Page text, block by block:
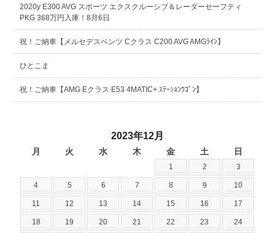
2020y E300 AVG スポーツ エクスクルーシブ＆レーダーセーフティ
PKG 368万円入庫！8月6日
祝！ご納車【メルセデスベンツ Cクラス C200 AVG AMGﾗｲﾝ】
ひとこま
祝！ご納車【AMG Eクラス E53 4MATIC+ ｽﾃｰｼｮﾝﾜｺﾞﾝ】
2023年12月
月 火 水 木 金 土 日
1 2 3
4 5 6 7 8 9 10
11 12 13 14 15 16 17
18 19 20 21 22 23 24